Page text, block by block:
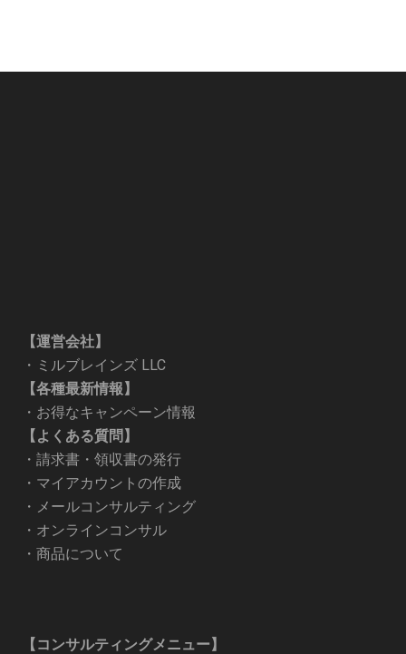
【運営会社】
・ ミルブレインズ LLC
【各種最新情報】
・ お得なキャンペーン情報
【よくある質問】
・ 請求書・領収書の発行
・ マイアカウントの作成
・ メールコンサルティング
・ オンラインコンサル
・ 商品について
【コンサルティングメニュー】